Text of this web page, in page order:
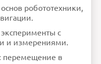
робототехники,
с
и измерениями.
в